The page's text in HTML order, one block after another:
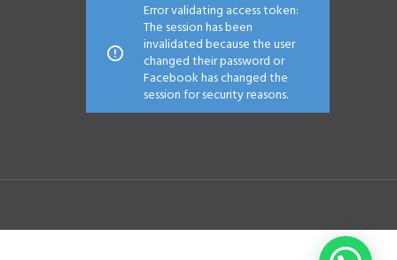
Error validating access token:
The session has been
invalidated because the user
changed their password or
Facebook has changed the
session for security reasons.